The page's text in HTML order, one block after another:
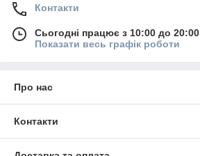
Контакти
Сьогодні працює з 10:00 до 20:00
Показати весь графік роботи
Про нас
Контакти